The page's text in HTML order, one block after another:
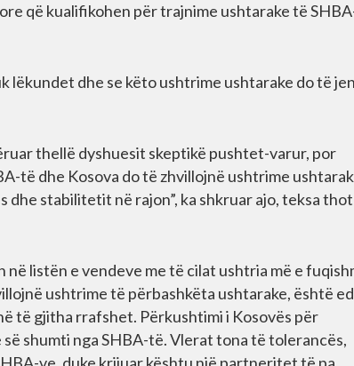
që kualifikohen për trajnime ushtarake të
lëkundet dhe se këto ushtrime ushtarake do të
thellë dyshuesit skeptikë pushtet-varur, por
të dhe Kosova do të zhvillojnë ushtrime
stabilitetit në rajon”, ka shkruar ajo, teksa
listën e vendeve me të cilat ushtria më e
ushtrime të përbashkëta ushtarake, është
të gjitha rrafshet. Përkushtimi i Kosovës për
shumti nga SHBA-të. Vlerat tona të tolerancës,